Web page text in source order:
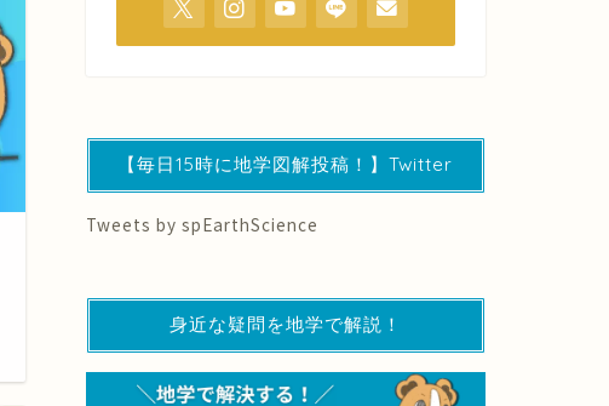
【毎日15時に地学図解投稿！】Twitter
Tweets by spEarthScience
身近な疑問を地学で解説！